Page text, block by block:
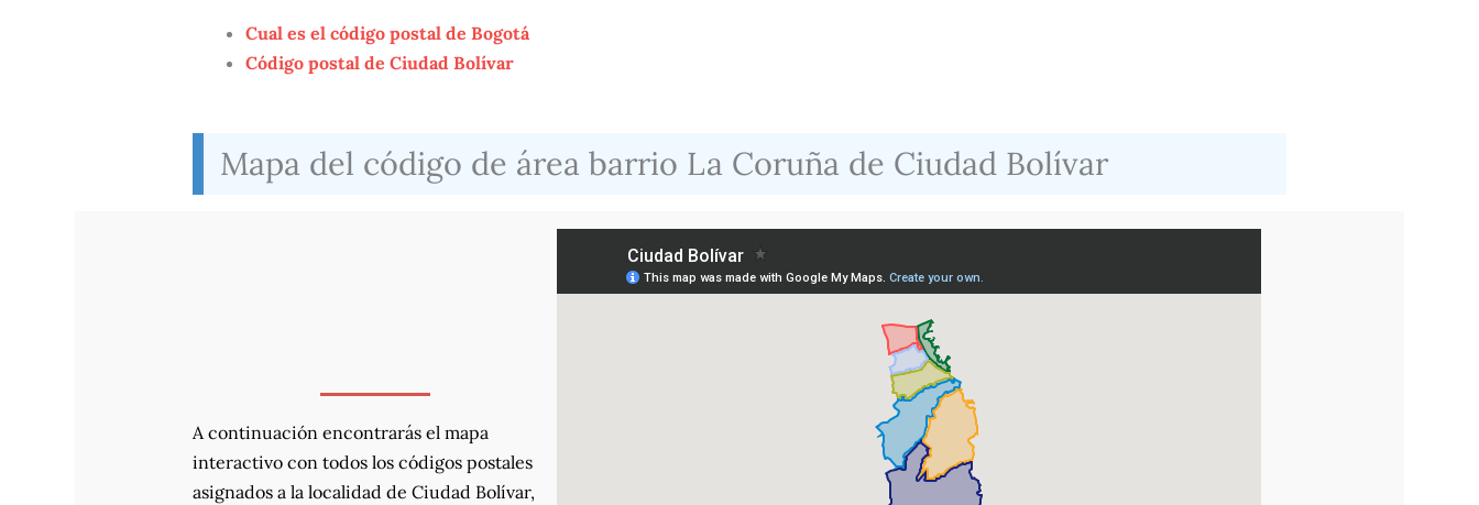
Cual es el código postal de Bogotá
Código postal de Ciudad Bolívar
Mapa del código de área barrio La Coruña de Ciudad Bolívar
A continuación encontrarás el mapa
interactivo con todos los códigos postales
asignados a la localidad de Ciudad Bolívar,